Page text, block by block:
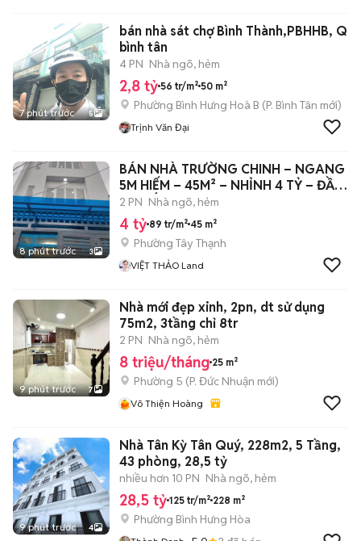
7 phút trước 5
bán nhà sát chợ Bình Thành,PBHHB, Q
bình tân
4 PN Nhà ngõ, hẻm
2,8 tỷ 56 tr/m² 50 m²
Phường Bình Hưng Hoà B (P. Bình Tân mới)
Trịnh Văn Đại
8 phút trước 3
BÁN NHÀ TRƯỜNG CHINH – NGANG
5M HIẾM – 45M² – NHỈNH 4 TỶ – ĐẦU
TƯ TỐT
2 PN Nhà ngõ, hẻm
4 tỷ 89 tr/m² 45 m²
Phường Tây Thạnh
VIỆT THẢO Land
9 phút trước 7
Nhà mới đẹp xinh, 2pn, dt sử dụng
75m2, 3tầng chỉ 8tr
2 PN Nhà ngõ, hẻm
8 triệu/tháng 25 m²
Phường 5 (P. Đức Nhuận mới)
Võ Thiện Hoàng
9 phút trước 4
Nhà Tân Kỳ Tân Quý, 228m2, 5 Tầng,
43 phòng, 28,5 tỷ
nhiều hơn 10 PN Nhà ngõ, hẻm
28,5 tỷ 125 tr/m² 228 m²
Phường Bình Hưng Hòa